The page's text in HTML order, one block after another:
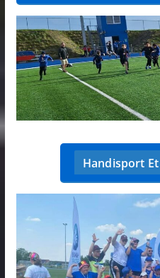
Handisport